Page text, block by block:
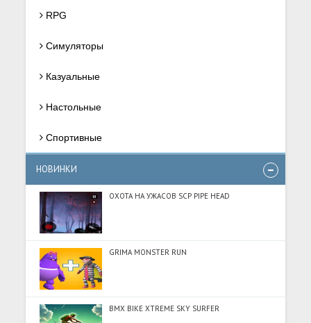
RPG
Симуляторы
Казуальные
Настольные
Спортивные
НОВИНКИ
ОХОТА НА УЖАСОВ SCP PIPE HEAD
GRIMA MONSTER RUN
BMX BIKE XTREME SKY SURFER